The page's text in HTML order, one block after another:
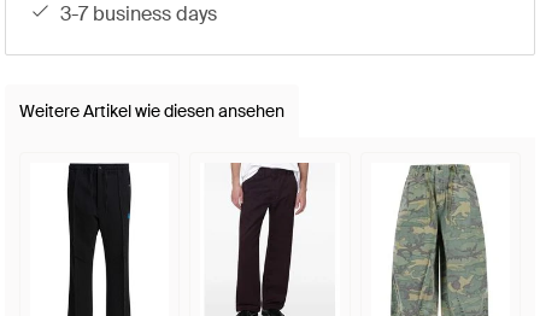
3-7 business days
Weitere Artikel wie diesen ansehen